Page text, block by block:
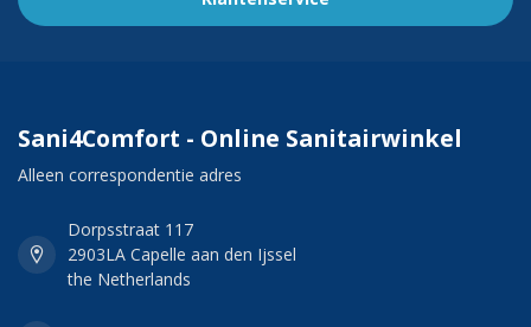
Sani4Comfort - Online Sanitairwinkel
Alleen correspondentie adres
Dorpsstraat 117
2903LA Capelle aan den Ijssel
the Netherlands